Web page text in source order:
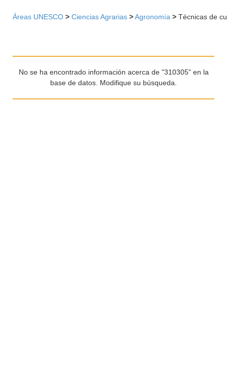
Áreas UNESCO > Ciencias Agrarias > Agronomía > Técnicas de
No se ha encontrado información acerca de "310305" en la
base de datos. Modifique su búsqueda.